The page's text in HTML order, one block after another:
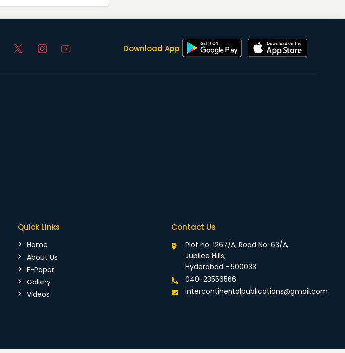
Download App
Quick Links
Home
About Us
E-Paper
Gallery
Videos
Contact Us
Plot no: 1267/A, Road No: 63/A,
Jubilee Hills,
Hyderabad - 500033
040-23556566
intercontinentalpublications@gmail.com